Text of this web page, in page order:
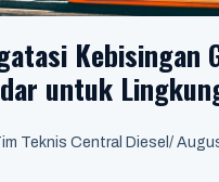
Kebisingan
untuk
Teknis Central Diesel /